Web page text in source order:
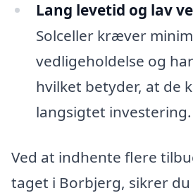
Lang levetid og lav
Solceller kræver
vedligeholdelse og
hvilket betyder, at de
langsigtet investering.
Ved at indhente flere
taget i Borbjerg, sikrer